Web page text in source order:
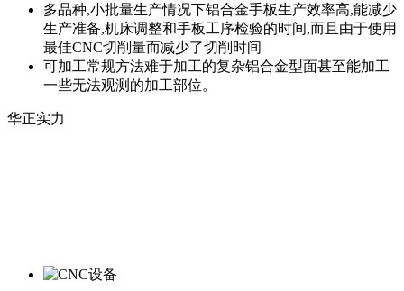
多品种,小批量生产情况下铝合金手板生产效率高,能减少
生产准备,机床调整和手板工序检验的时间,而且由于使用
最佳CNC切削量而减少了切削时间
可加工常规方法难于加工的复杂铝合金型面甚至能加工
一些无法观测的加工部位。
华正实力